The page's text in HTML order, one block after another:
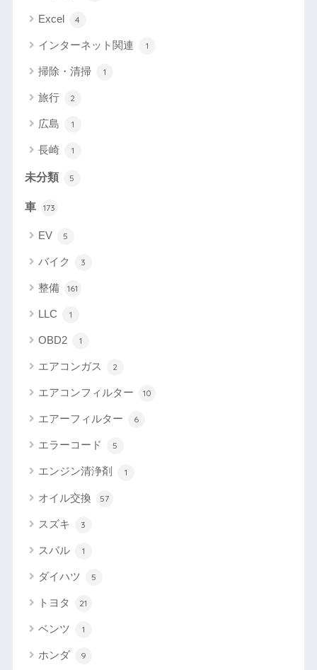
Excel 4
インターネット関連 1
掃除・清掃 1
旅行 2
広島 1
長崎 1
未分類 5
車 173
EV 5
バイク 3
整備 161
LLC 1
OBD2 1
エアコンガス 2
エアコンフィルター 10
エアーフィルター 6
エラーコード 5
エンジン清浄剤 1
オイル交換 57
スズキ 3
スバル 1
ダイハツ 5
トヨタ 21
ベンツ 1
ホンダ 9